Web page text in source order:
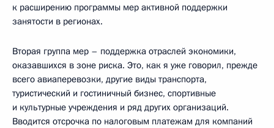
к расширению программы мер активной поддержки
занятости в регионах.
Вторая группа мер – поддержка отраслей экономики,
оказавшихся в зоне риска. Это, как я уже говорил, прежде
всего авиаперевозки, другие виды транспорта,
туристический и гостиничный бизнес, спортивные
и культурные учреждения и ряд других организаций.
Вводится отсрочка по налоговым платежам для компаний